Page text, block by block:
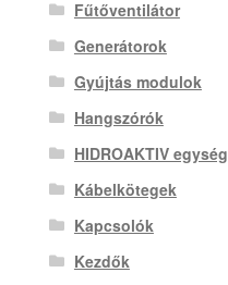
Fűtőventilátor
Generátorok
Gyújtás modulok
Hangszórók
HIDROAKTIV egység
Kábelkötegek
Kapcsolók
Kezdők